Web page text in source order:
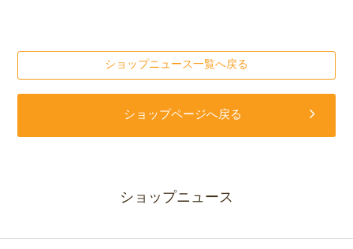
ショップニュース一覧へ戻る
ショップページへ戻る
ショップニュース